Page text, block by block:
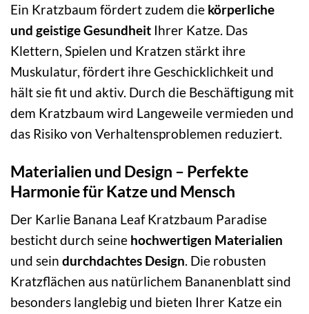
Ein Kratzbaum fördert zudem die körperliche
und geistige Gesundheit Ihrer Katze. Das
Klettern, Spielen und Kratzen stärkt ihre
Muskulatur, fördert ihre Geschicklichkeit und
hält sie fit und aktiv. Durch die Beschäftigung mit
dem Kratzbaum wird Langeweile vermieden und
das Risiko von Verhaltensproblemen reduziert.
Materialien und Design – Perfekte
Harmonie für Katze und Mensch
Der Karlie Banana Leaf Kratzbaum Paradise
besticht durch seine hochwertigen Materialien
und sein durchdachtes Design. Die robusten
Kratzflächen aus natürlichem Bananenblatt sind
besonders langlebig und bieten Ihrer Katze ein